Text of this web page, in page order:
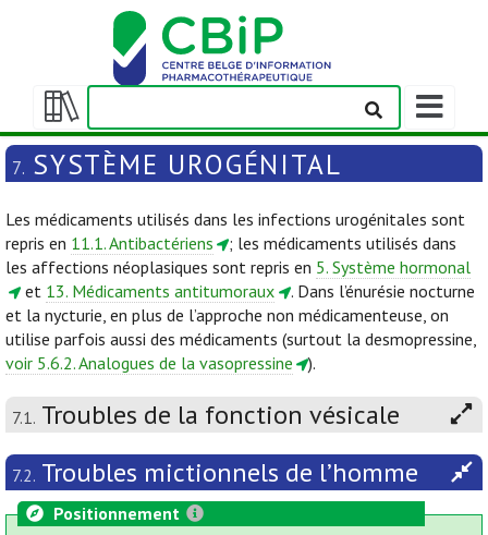
Afficher/masquer
la
table
matières
Afficher/
la
barre
navigation
7. SYSTÈME UROGÉNITAL
Les médicaments utilisés dans les infections urogénitales sont
repris en 11.1. Antibactériens
; les médicaments utilisés dans
les affections néoplasiques sont repris en 5. Système hormonal
et 13. Médicaments antitumoraux
. Dans l’énurésie nocturne
et la nycturie, en plus de l’approche non médicamenteuse, on
utilise parfois aussi des médicaments (surtout la desmopressine,
voir 5.6.2. Analogues de la vasopressine
).
7.1. Troubles de la fonction vésicale
7.2. Troubles mictionnels de l’homme
Positionnement